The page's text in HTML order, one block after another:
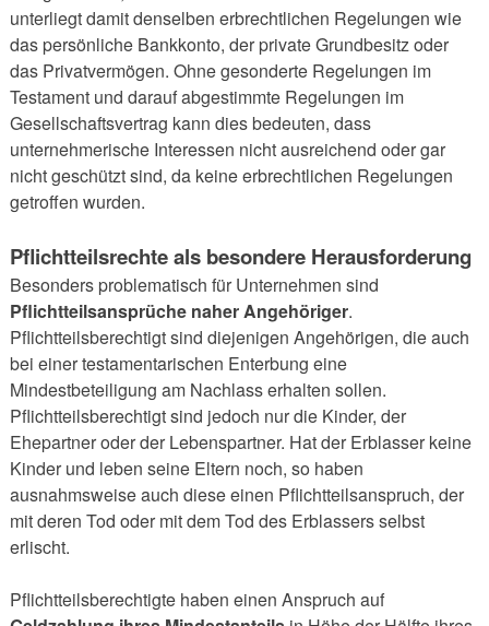
unterliegt damit denselben erbrechtlichen Regelungen wie
das persönliche Bankkonto, der private Grundbesitz oder
das Privatvermögen. Ohne gesonderte Regelungen im
Testament und darauf abgestimmte Regelungen im
Gesellschaftsvertrag kann dies bedeuten, dass
unternehmerische Interessen nicht ausreichend oder gar
nicht geschützt sind, da keine erbrechtlichen Regelungen
getroffen wurden.
Pflichtteilsrechte als besondere Herausforderung
Besonders problematisch für Unternehmen sind
Pflichtteilsansprüche naher Angehöriger.
Pflichtteilsberechtigt sind diejenigen Angehörigen, die auch
bei einer testamentarischen Enterbung eine
Mindestbeteiligung am Nachlass erhalten sollen.
Pflichtteilsberechtigt sind jedoch nur die Kinder, der
Ehepartner oder der Lebenspartner. Hat der Erblasser keine
Kinder und leben seine Eltern noch, so haben
ausnahmsweise auch diese einen Pflichtteilsanspruch, der
mit deren Tod oder mit dem Tod des Erblassers selbst
erlischt.
Pflichtteilsberechtigte haben einen Anspruch auf